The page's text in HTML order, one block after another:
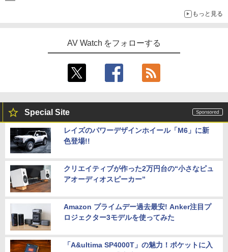
もっと見る
AV Watch をフォローする
Special Site
レイズのパワーデザインホイール「M6」に新
色登場!!
クリエイティブが作った2万円台の“小さなピュ
アオーディオスピーカー”
Amazon プライムデー過去最安! Anker注目プ
ロジェクター3モデルを使ってみた
「A&ultima SP4000T」の魅力！ポケットに入